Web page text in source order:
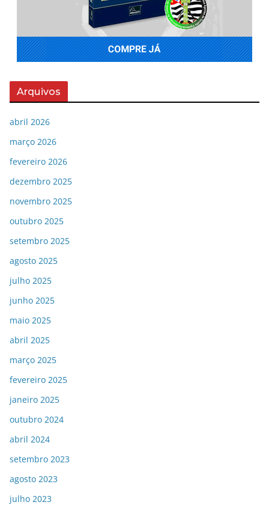
Arquivos
abril 2026
março 2026
fevereiro 2026
dezembro 2025
novembro 2025
outubro 2025
setembro 2025
agosto 2025
julho 2025
junho 2025
maio 2025
abril 2025
março 2025
fevereiro 2025
janeiro 2025
outubro 2024
abril 2024
setembro 2023
agosto 2023
julho 2023